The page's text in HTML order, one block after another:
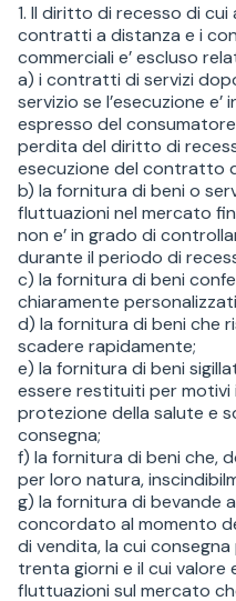
1. Il diritto di recesso di
contratti a distanza e i
commerciali e’ escluso
a) i contratti di servizi
servizio se l’esecuzione
espresso del
perdita del diritto di
esecuzione del contratto
b) la fornitura di beni o
fluttuazioni nel mercato
non e’ in grado di
durante il periodo di
c) la fornitura di beni
chiaramente
d) la fornitura di beni che
scadere rapidamente;
e) la fornitura di beni
essere restituiti per motivi
protezione della salute e
consegna;
f) la fornitura di beni che,
per loro natura,
g) la fornitura di bevande
concordato al momento
di vendita, la cui
trenta giorni e il cui
fluttuazioni sul mercato